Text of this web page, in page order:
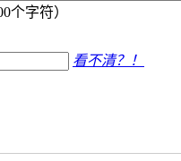
个字符）
看不清？！